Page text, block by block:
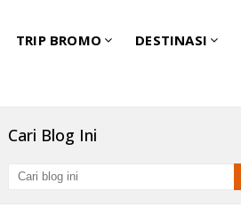
TRIP BROMO DESTINASI
Cari Blog Ini